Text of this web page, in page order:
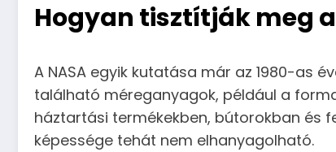
Hogyan tisztítják meg
A NASA egyik kutatása már az 1980-as
található méreganyagok, például a
háztartási termékekben, bútorokban és
képessége tehát nem elhanyagolható.